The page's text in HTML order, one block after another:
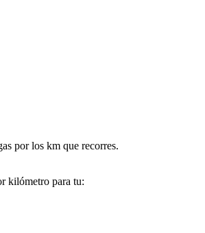
por los km que recorres.
kilómetro para tu: